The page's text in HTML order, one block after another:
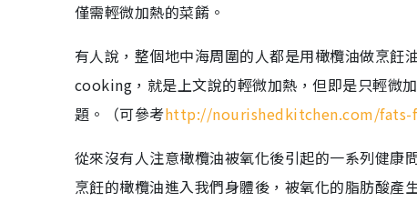
僅需輕微加熱的菜餚。
有人說，整個地中海周圍的人都是用橄欖油做烹
cooking，就是上文說的輕微加熱，但即是只輕微
題。（可參考http://nourishedkitchen.com/
從來沒有人注意橄欖油被氧化後引起的一系列健康
烹飪的橄欖油進入我們身體後，被氧化的脂肪酸產